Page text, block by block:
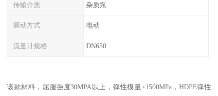
传输介质 杂质泵
驱动方式 电动
流量计规格 DN650
该款材料，屈服强度30MPA以上，弹性模量≥1500MPa，HDPE弹性